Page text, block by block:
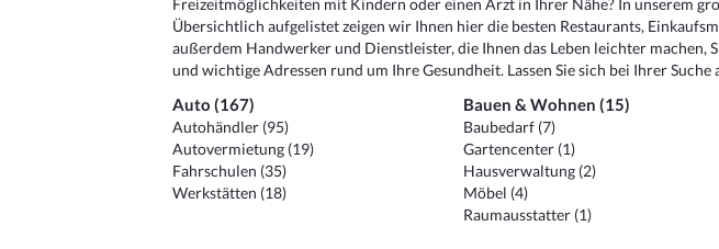
Freizeitmöglichkeiten mit Kindern oder einen Arzt in Ihrer Nähe? In unserem
Übersichtlich aufgelistet zeigen wir Ihnen hier die besten Restaurants,
außerdem Handwerker und Dienstleister, die Ihnen das Leben leichter machen,
und wichtige Adressen rund um Ihre Gesundheit. Lassen Sie sich bei Ihrer
Auto (167)
Autohändler (95)
Autovermietung (19)
Fahrschulen (35)
Werkstätten (18)
Bauen & Wohnen (15)
Baubedarf (7)
Gartencenter (1)
Hausverwaltung (2)
Möbel (4)
Raumausstatter (1)